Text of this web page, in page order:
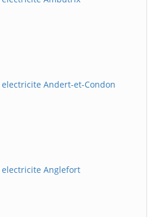
Andert-et-Condon
Anglefort